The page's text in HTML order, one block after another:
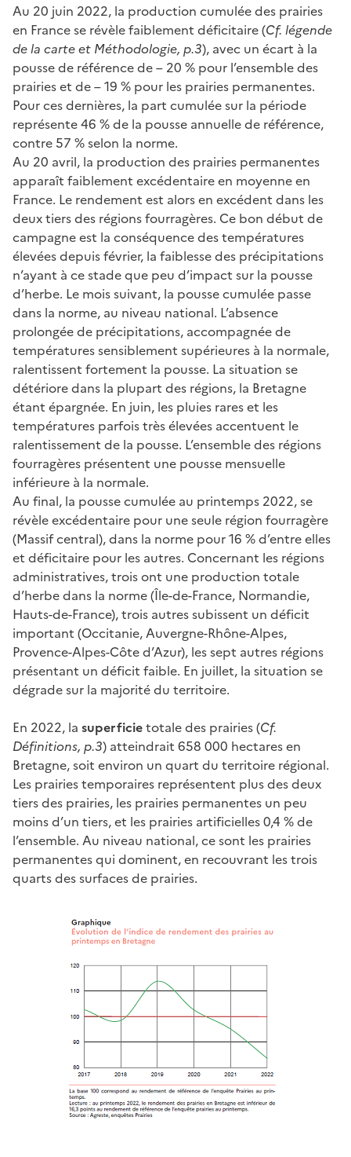
Au 20 juin 2022, la production cumulée des prairies
en France se révèle faiblement déficitaire (Cf. légende
de la carte et Méthodologie, p.3), avec un écart à la
pousse de référence de – 20 % pour l’ensemble des
prairies et de – 19 % pour les prairies permanentes.
Pour ces dernières, la part cumulée sur la période
représente 46 % de la pousse annuelle de référence,
contre 57 % selon la norme.
Au 20 avril, la production des prairies permanentes
apparaît faiblement excédentaire en moyenne en
France. Le rendement est alors en excédent dans les
deux tiers des régions fourragères. Ce bon début de
campagne est la conséquence des températures
élevées depuis février, la faiblesse des précipitations
n’ayant à ce stade que peu d’impact sur la pousse
d’herbe. Le mois suivant, la pousse cumulée passe
dans la norme, au niveau national. L’absence
prolongée de précipitations, accompagnée de
températures sensiblement supérieures à la normale,
ralentissent fortement la pousse. La situation se
détériore dans la plupart des régions, la Bretagne
étant épargnée. En juin, les pluies rares et les
températures parfois très élevées accentuent le
ralentissement de la pousse. L’ensemble des régions
fourragères présentent une pousse mensuelle
inférieure à la normale.
Au final, la pousse cumulée au printemps 2022, se
révèle excédentaire pour une seule région fourragère
(Massif central), dans la norme pour 16 % d’entre elles
et déficitaire pour les autres. Concernant les régions
administratives, trois ont une production totale
d’herbe dans la norme (Île-de-France, Normandie,
Hauts-de-France), trois autres subissent un déficit
important (Occitanie, Auvergne-Rhône-Alpes,
Provence-Alpes-Côte d’Azur), les sept autres régions
présentant un déficit faible. En juillet, la situation se
dégrade sur la majorité du territoire.
En 2022, la superficietotale des prairies (Cf.
Définitions, p.3) atteindrait 658 000 hectares en
Bretagne, soit environ un quart du territoire régional.
Les prairies temporaires représentent plus des deux
tiers des prairies, les prairies permanentes un peu
moins d’un tiers, et les prairies artificielles 0,4 % de
l’ensemble. Au niveau national, ce sont les prairies
permanentes qui dominent, en recouvrant les trois
quarts des surfaces de prairies.